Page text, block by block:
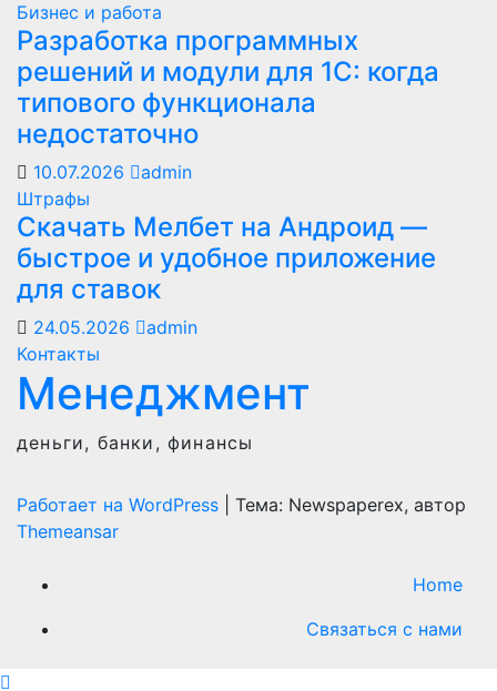
Бизнес и работа
Разработка программных
решений и модули для 1С: когда
типового функционала
недостаточно
10.07.2026
admin
Штрафы
Скачать Мелбет на Андроид —
быстрое и удобное приложение
для ставок
24.05.2026
admin
Контакты
Менеджмент
деньги, банки, финансы
Работает на WordPress
Тема: Newspaperex, автор
Themeansar
Home
Связаться с нами